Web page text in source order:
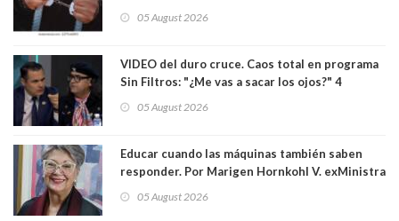
Los persiguió en potente camioneta
05 August 2026
VIDEO del duro cruce. Caos total en programa
Sin Filtros: "¿Me vas a sacar los ojos?" 4
excarabinero que dejó ciego a Gustavo Gatica:
05 August 2026
Educar cuando las máquinas también saben
responder. Por Marigen Hornkohl V. exMinistra
05 August 2026